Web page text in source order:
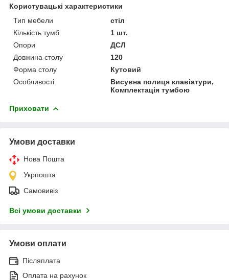
Користувацькі характеристики
Тип мебели
стіл
Кількість тумб
1 шт.
Опори
ДСЛ
Довжина столу
120
Форма столу
Кутовий
Особливості
Висувна полиця клавіатури,
Комплектація тумбою
Приховати
Умови доставки
Нова Пошта
Укрпошта
Самовивіз
Всі умови доставки
Умови оплати
Післяплата
Оплата на рахунок